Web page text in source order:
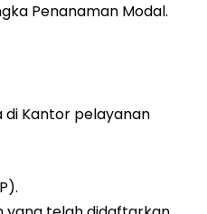
Penanaman Modal.
Kantor pelayanan